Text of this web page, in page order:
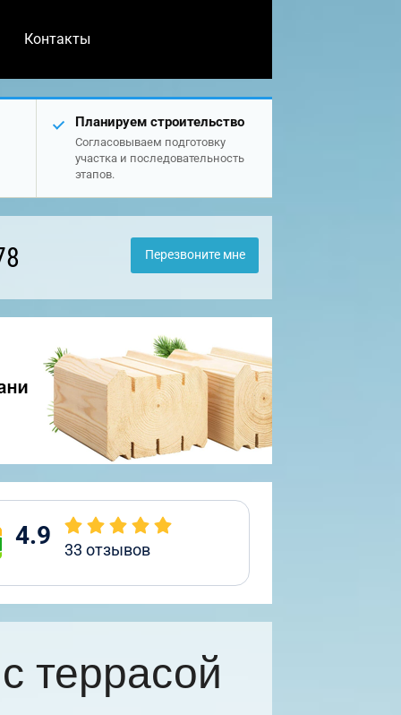
Контакты
Планируем строительство
Согласовываем подготовку
участка и последовательность
этапов.
Перезвоните мне
4.9 33 отзывов
террасой